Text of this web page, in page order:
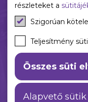
Történelmünk
részleteket a
Szigorúan
Teljesítmény
Összes süti
Alapvető